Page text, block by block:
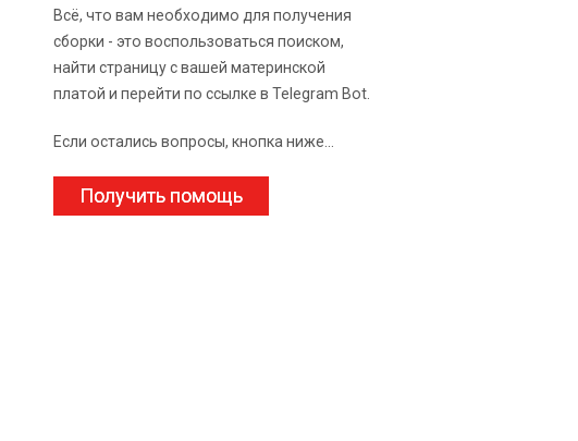
Всё, что вам необходимо для получения
сборки - это воспользоваться поиском,
найти страницу с вашей материнской
платой и перейти по ссылке в Telegram Bot.
Если остались вопросы, кнопка ниже...
Получить помощь